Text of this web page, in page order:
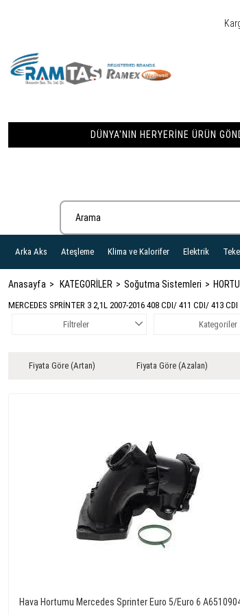
DÜNYA'NIN HERYERINE ÜRÜN
Arka Aks Ateşleme Klima ve Kalorifer Elektrik
Anasayfa KATEGORİLER Soğutma Sistemleri
MERCEDES SPRİNTER 3 2,1L 2007-2016 408 CDI/ 411 CDI/ 413 CDI
Filtreler
Kategoriler
Fiyata Göre (Artan) Fiyata Göre (Azalan)
Hava Hortumu Mercedes Sprinter Euro 5/Euro 6